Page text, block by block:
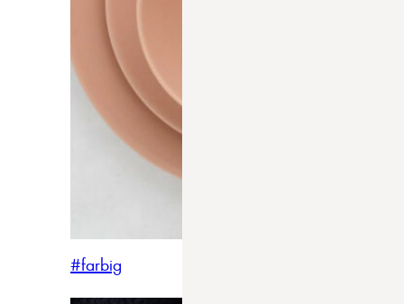
#farbig